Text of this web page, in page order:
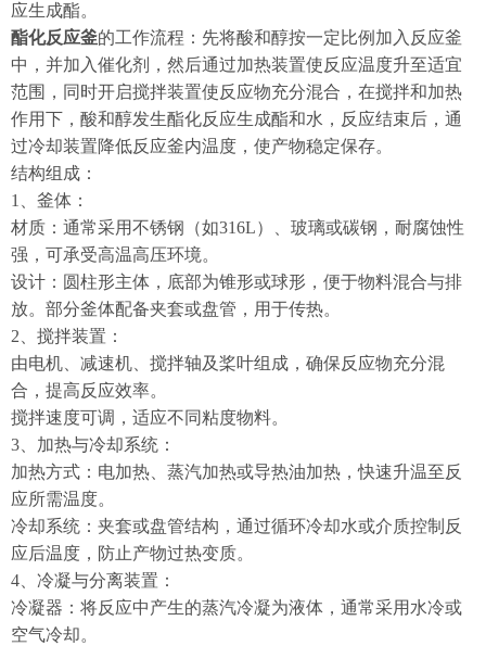
应生成酯。
酯化反应釜的工作流程：先将酸和醇按一定比例加入反应釜
中，并加入催化剂，然后通过加热装置使反应温度升至适宜
范围，同时开启搅拌装置使反应物充分混合，在搅拌和加热
作用下，酸和醇发生酯化反应生成酯和水，反应结束后，通
过冷却装置降低反应釜内温度，使产物稳定保存。
结构组成：
1
、釜体：
材质：通常采用不锈钢（如316L）、玻璃或碳钢，耐腐蚀性
强，可承受高温高压环境。
设计：圆柱形主体，底部为锥形或球形，便于物料混合与排
放。部分釜体配备夹套或盘管，用于传热。
2 、搅拌装置：
由电机、减速机、搅拌轴及桨叶组成，确保反应物充分混
合，提高反应效率。
搅拌速度可调，适应不同粘度物料。
3 、加热与冷却系统：
加热方式：电加热、蒸汽加热或导热油加热，快速升温至反
应所需温度。
冷却系统：夹套或盘管结构，通过循环冷却水或介质控制反
应后温度，防止产物过热变质。
4 、冷凝与分离装置：
冷凝器：将反应中产生的蒸汽冷凝为液体，通常采用水冷或
空气冷却。